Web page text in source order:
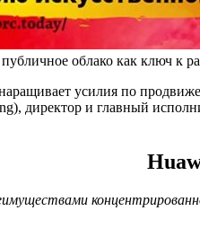
облако как ключ к
усилия по
директор и главный